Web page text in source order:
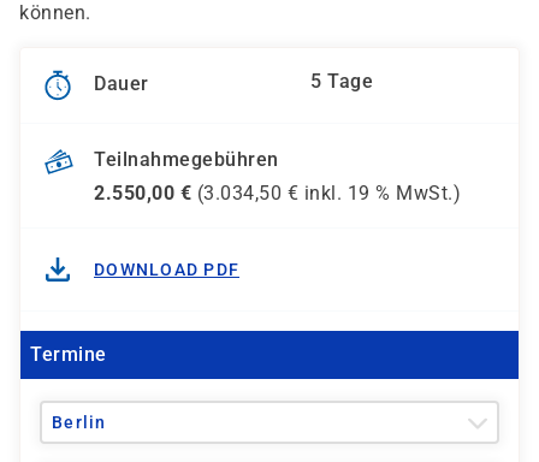
können.
Dauer 5 Tage
Teilnahmegebühren
2.550,00 € (3.034,50 € inkl. 19 % MwSt.)
DOWNLOAD PDF
Termine
Berlin